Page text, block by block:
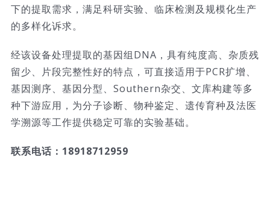
下的提取需求，满足科研实验、临床检测及规模化生产
的多样化诉求。
经该设备处理提取的基因组DNA，具有纯度高、杂质残
留少、片段完整性好的特点，可直接适用于PCR扩增、
基因测序、基因分型、Southern杂交、文库构建等多
种下游应用，为分子诊断、物种鉴定、遗传育种及法医
学溯源等工作提供稳定可靠的实验基础。
联系电话：18918712959